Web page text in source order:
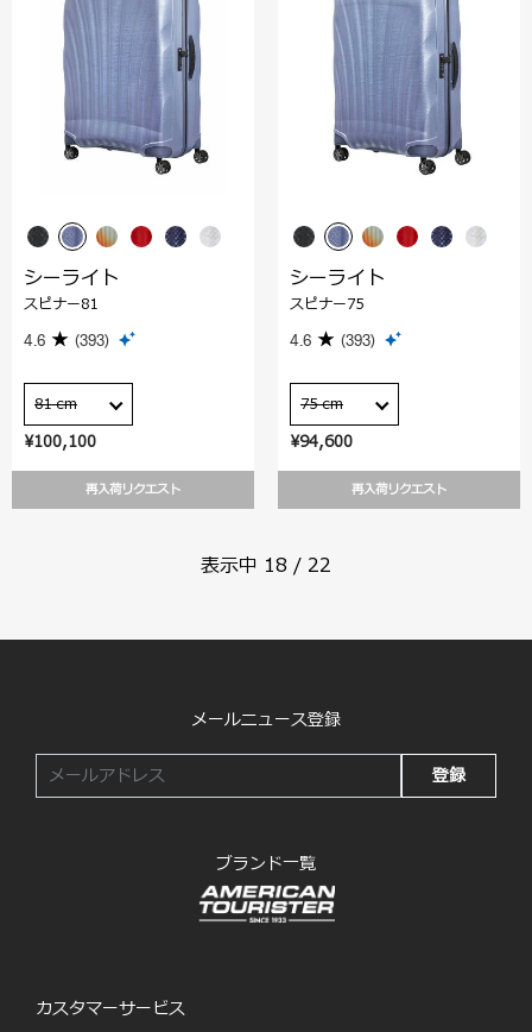
¥100,100
再入荷リクエスト
シーライト
スピナー81
4.6 (393)
81 cm
¥94,600
再入荷リクエスト
シーライト
スピナー75
4.6 (393)
75 cm
表示中 18 / 22
メールニュース登録
登録
ブランド一覧
カスタマーサービス